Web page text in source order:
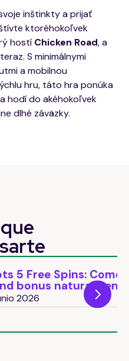
inštinkty a prijať
ktoréhokoľvek
hostí Chicken Road, a
S minimálnymi
a mobilnou
hru, táto hra ponúka
hodí do akéhokoľvek
dlhé záväzky.
attivare il